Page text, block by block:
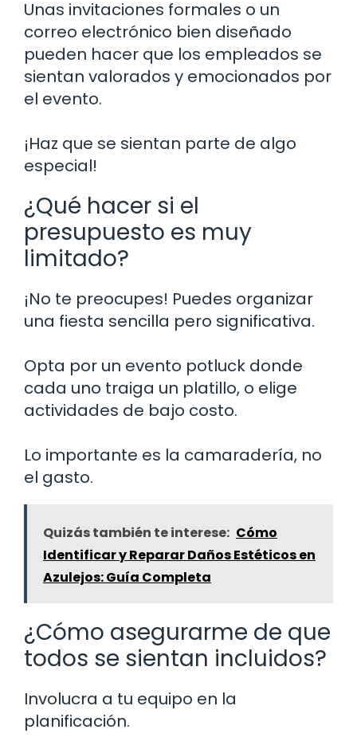
Unas invitaciones formales o un
correo electrónico bien diseñado
pueden hacer que los empleados se
sientan valorados y emocionados por
el evento.
¡Haz que se sientan parte de algo
especial!
¿Qué hacer si el
presupuesto es muy
limitado?
¡No te preocupes! Puedes organizar
una fiesta sencilla pero significativa.
Opta por un evento potluck donde
cada uno traiga un platillo, o elige
actividades de bajo costo.
Lo importante es la camaradería, no
el gasto.
Quizás también te interese: Cómo
Identificar y Reparar Daños Estéticos en
Azulejos: Guía Completa
¿Cómo asegurarme de que
todos se sientan incluidos?
Involucra a tu equipo en la
planificación.